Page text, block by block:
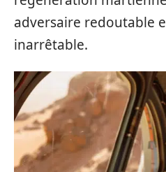
adversaire redoutable
inarrêtable.